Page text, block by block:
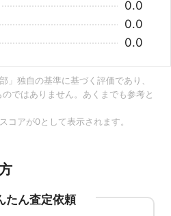
0.0
0.0
0.0
」独自の基準に基づく評価であり、
ではありません。あくまでも参考と
コアが0として表示されます。
たん査定依頼